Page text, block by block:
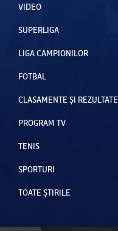
VIDEO
SUPERLIGA
LIGA CAMPIONILOR
FOTBAL
CLASAMENTE ȘI REZULTATE
PROGRAM TV
TENIS
SPORTURI
TOATE ȘTIRILE